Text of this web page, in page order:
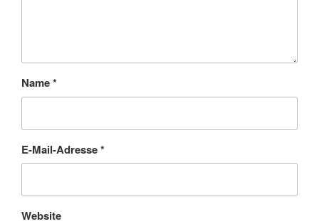
Name*
E-Mail-Adresse*
Website